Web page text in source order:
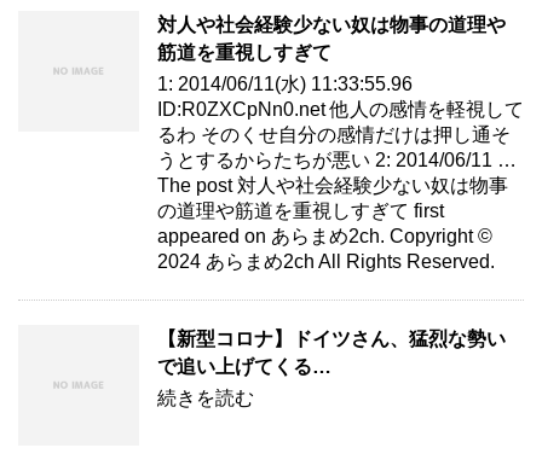
対人や社会経験少ない奴は物事の道理や
筋道を重視しすぎて
1: 2014/06/11(水) 11:33:55.96
ID:R0ZXCpNn0.net 他人の感情を軽視して
るわ そのくせ自分の感情だけは押し通そ
うとするからたちが悪い 2: 2014/06/11 …
The post 対人や社会経験少ない奴は物事
の道理や筋道を重視しすぎて first
appeared on あらまめ2ch. Copyright ©
2024 あらまめ2ch All Rights Reserved.
【新型コロナ】ドイツさん、猛烈な勢い
で追い上げてくる…
続きを読む